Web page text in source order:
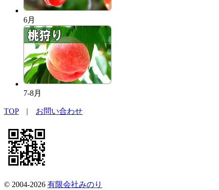
6月
7-8月
TOP| お問い合わせ
© 2004-2026 有限会社みのり